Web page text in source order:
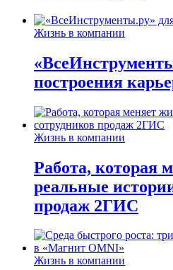
Жизнь в компании
построения
Жизнь в компании
Работа, которая
реальные
продаж 2ГИС
Жизнь в компании